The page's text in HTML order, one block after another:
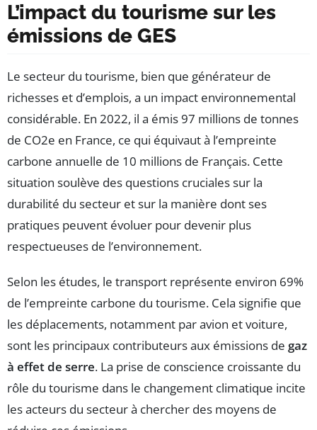
L’impact du tourisme sur les
émissions de GES
Le secteur du tourisme, bien que générateur de
richesses et d’emplois, a un impact environnemental
considérable. En 2022, il a émis 97 millions de tonnes
de CO2e en France, ce qui équivaut à l’empreinte
carbone annuelle de 10 millions de Français. Cette
situation soulève des questions cruciales sur la
durabilité du secteur et sur la manière dont ses
pratiques peuvent évoluer pour devenir plus
respectueuses de l’environnement.
Selon les études, le transport représente environ 69%
de l’empreinte carbone du tourisme. Cela signifie que
les déplacements, notamment par avion et voiture,
sont les principaux contributeurs aux émissions de gaz
à effet de serre. La prise de conscience croissante du
rôle du tourisme dans le changement climatique incite
les acteurs du secteur à chercher des moyens de